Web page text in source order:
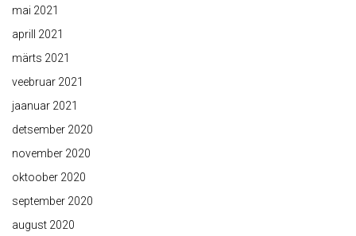
mai 2021
aprill 2021
märts 2021
veebruar 2021
jaanuar 2021
detsember 2020
november 2020
oktoober 2020
september 2020
august 2020